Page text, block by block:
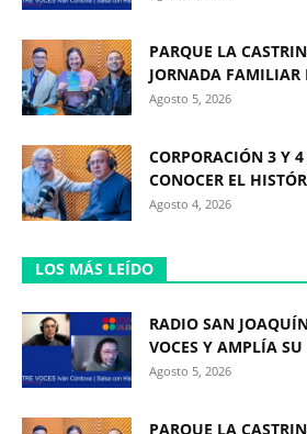
PARQUE LA
JORNADA FAMILIAR
Agosto 5, 2026
CORPORACIÓN 3 Y
CONOCER EL
Agosto 4, 2026
LOS MÁS LEÍDO
RADIO SAN
VOCES Y AMPLÍA
Agosto 5, 2026
PARQUE LA